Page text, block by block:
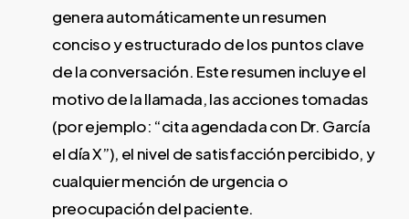
genera automáticamente un resumen
conciso y estructurado de los puntos clave
de la conversación. Este resumen incluye el
motivo de la llamada, las acciones tomadas
(por ejemplo: “cita agendada con Dr. García
el día X”), el nivel de satisfacción percibido, y
cualquier mención de urgencia o
preocupación del paciente.